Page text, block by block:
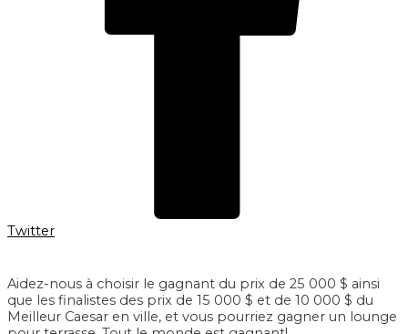
Twitter
Aidez-nous à choisir le gagnant du prix de 25 000 $ ainsi
que les finalistes des prix de 15 000 $ et de 10 000 $ du
Meilleur Caesar en ville, et vous pourriez gagner un lounge